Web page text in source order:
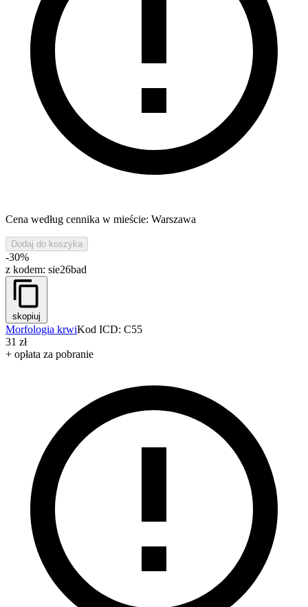
Cena według cennika w mieście: Warszawa
Dodaj do koszyka
-30%
z kodem: sie26bad
skopiuj
Morfologia krwiKod ICD: C55
31 zł
+ opłata za pobranie